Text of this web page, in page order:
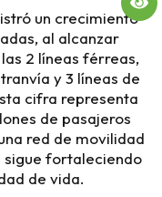
un crecimiento
al alcanzar
2 líneas férreas,
y 3 líneas de
cifra representa
de pasajeros
red de movilidad
sigue fortaleciendo
de vida.